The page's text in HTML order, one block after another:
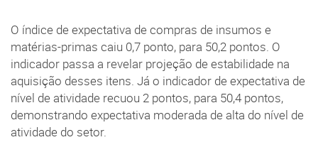
O índice de expectativa de compras de insumos e
matérias-primas caiu 0,7 ponto, para 50,2 pontos. O
indicador passa a revelar projeção de estabilidade na
aquisição desses itens. Já o indicador de expectativa de
nível de atividade recuou 2 pontos, para 50,4 pontos,
demonstrando expectativa moderada de alta do nível de
atividade do setor.